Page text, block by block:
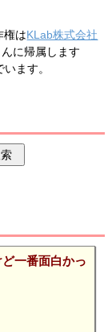
権はKLab株式会社
んに帰属します
ます。
一番面白かっ